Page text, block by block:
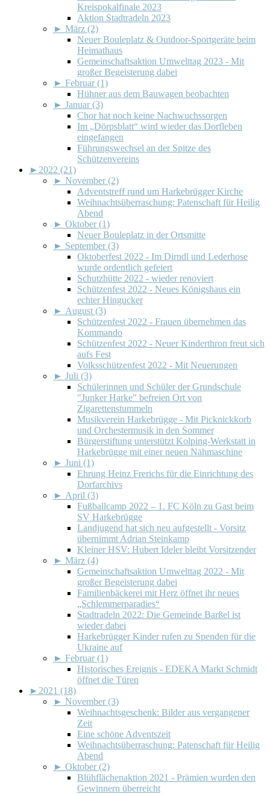
Kreispokalfinale 2023
Aktion Stadtradeln 2023
► März (2)
Neuer Bouleplatz & Outdoor-Sportgeräte beim
Heimathaus
Gemeinschaftsaktion Umwelttag 2023 - Mit
großer Begeisterung dabei
► Februar (1)
Hühner aus dem Bauwagen beobachten
► Januar (3)
Chor hat noch keine Nachwuchssorgen
Im „Dörpsblatt“ wird wieder das Dorfleben
eingefangen
Führungswechsel an der Spitze des
Schützenvereins
► 2022 (21)
► November (2)
Adventstreff rund um Harkebrügger Kirche
Weihnachtsüberraschung: Patenschaft für Heilig
Abend
► Oktober (1)
Neuer Bouleplatz in der Ortsmitte
► September (3)
Oktoberfest 2022 - Im Dirndl und Lederhose
wurde ordentlich gefeiert
Schutzhütte 2022 - wieder renoviert
Schützenfest 2022 - Neues Königshaus ein
echter Hingucker
► August (3)
Schützenfest 2022 - Frauen übernehmen das
Kommando
Schützenfest 2022 - Neuer Kinderthron freut sich
aufs Fest
Volksschützenfest 2022 - Mit Neuerungen
► Juli (3)
Schülerinnen und Schüler der Grundschule
"Junker Harke" befreien Ort von
Zigarettenstummeln
Musikverein Harkebrügge - Mit Picknickkorb
und Orchestermusik in den Sommer
Bürgerstiftung unterstützt Kolping-Werkstatt in
Harkebrügge mit einer neuen Nähmaschine
► Juni (1)
Ehrung Heinz Frerichs für die Einrichtung des
Dorfarchivs
► April (3)
Fußballcamp 2022 – 1. FC Köln zu Gast beim
SV Harkebrügge
Landjugend hat sich neu aufgestellt - Vorsitz
übernimmt Adrian Steinkamp
Kleiner HSV: Hubert Ideler bleibt Vorsitzender
► März (4)
Gemeinschaftsaktion Umwelttag 2022 - Mit
großer Begeisterung dabei
Familienbäckerei mit Herz öffnet ihr neues
„Schlemmerparadies“
Stadtradeln 2022: Die Gemeinde Barßel ist
wieder dabei
Harkebrügger Kinder rufen zu Spenden für die
Ukraine auf
► Februar (1)
Historisches Ereignis - EDEKA Markt Schmidt
öffnet die Türen
► 2021 (18)
► November (3)
Weihnachtsgeschenk: Bilder aus vergangener
Zeit
Eine schöne Adventszeit
Weihnachtsüberraschung: Patenschaft für Heilig
Abend
► Oktober (2)
Blühflächenaktion 2021 - Prämien wurden den
Gewinnern überreicht